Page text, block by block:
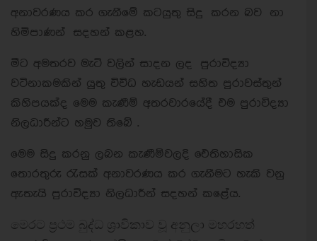
අනාවරණය කර ගැනීමේ කටයුතු සිදු කරන බව නා
හිමිපාණන් සදහන් කළහ.
මීට අමතරව මැටි වලින් සාදන ලද පුරාවිද්‍යා
වටිනාකමකින් යුතු විවිධ හැඩයන් සහිත පුරාවස්තුන්
කිහිපයක්ද මෙම කැණීම් අතරවාරයේදී එම පුරාවිද්‍යා
නිලධාරීන්ට හමුව තිබේ .
මෙම සිදු කරනු ලබන කැණීම්වලදි ඓතිහාසික
තොරතුරු රැසක් අනාවරණය කර ගැනීමට හැකි වනු
ඇතැයි පුරාවිද්‍යා නිලධාරීන් සදහන් කළේය.
මෙරට ප්‍රථම බුද්ධ ශ්‍රාවිකාව වූ අනුලා මහරහත්